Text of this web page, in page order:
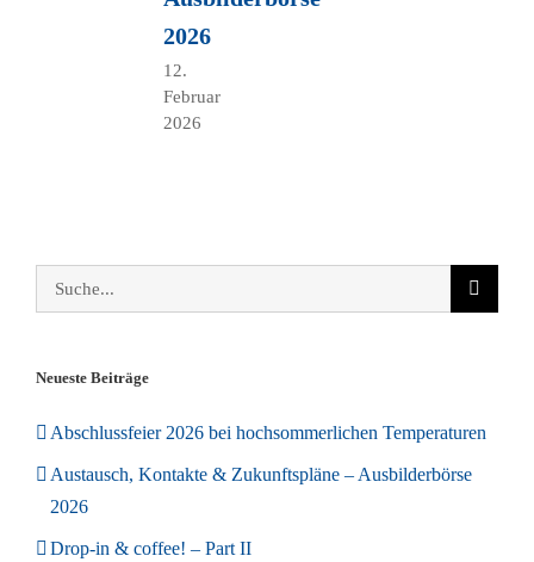
2026
12.
Februar
2026
Suche
nach:
Neueste Beiträge
Abschlussfeier 2026 bei hochsommerlichen Temperaturen
Austausch, Kontakte & Zukunftspläne – Ausbilderbörse
2026
Drop-in & coffee! – Part II